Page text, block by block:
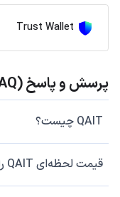
Trust Wallet
پرسش و پاسخ (FAQ)
QAIT چیست؟
قیمت لحظه‌ای QAIT را از کجا چک کنم؟